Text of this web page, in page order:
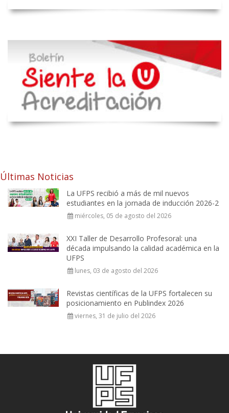
Últimas Noticias
La UFPS recibió a más de mil nuevos
estudiantes en la jornada de inducción 2026-2
miércoles, 05 de agosto del 2026
XXI Taller de Desarrollo Profesoral: una
década impulsando la calidad académica en la
UFPS
lunes, 03 de agosto del 2026
Revistas científicas de la UFPS fortalecen su
posicionamiento en Publindex 2026
viernes, 31 de julio del 2026